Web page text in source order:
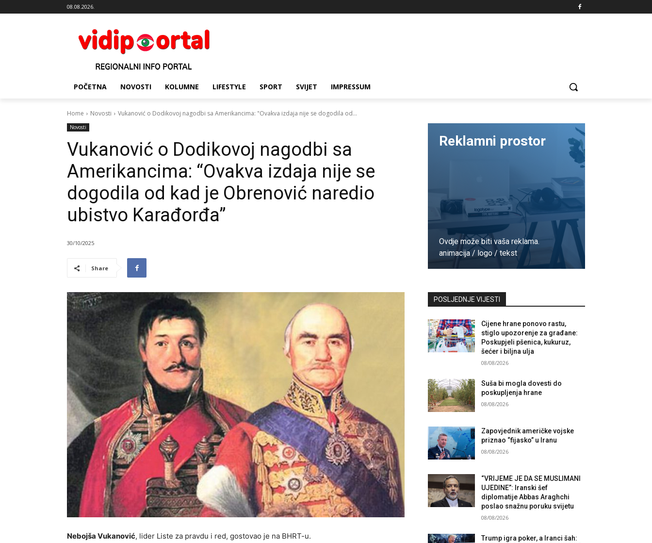
08.08.2026.
POČETNA NOVOSTI KOLUMNE LIFESTYLE SPORT SVIJET IMPRESSUM
Home Novosti Vukanović o Dodikovoj nagodbi sa Amerikancima: "Ovakva izdaja nije se dogodila od...
Novosti
Vukanović o Dodikovoj nagodbi sa
Amerikancima: “Ovakva izdaja nije se
dogodila od kad je Obrenović naredio
ubistvo Karađorđa”
30/10/2025
Share
Nebojša Vukanović, lider Liste za pravdu i red, gostovao je na BHRT-u.
Reklamni prostor
Ovdje može biti vaša reklama.
animacija / logo / tekst
POSLJEDNJE VIJESTI
Cijene hrane ponovo rastu,
stiglo upozorenje za građane:
Poskupjeli pšenica, kukuruz,
šećer i biljna ulja
08/08/2026
Suša bi mogla dovesti do
poskupljenja hrane
08/08/2026
Zapovjednik američke vojske
priznao “fijasko” u Iranu
08/08/2026
“VRIJEME JE DA SE MUSLIMANI
UJEDINE”: Iranski šef
diplomatije Abbas Araghchi
poslao snažnu poruku svijetu
08/08/2026
Trump igra poker, a Iranci šah: